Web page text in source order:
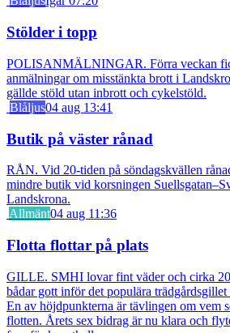
Stölder i topp
POLISANMÄLNINGAR. Förra veckan
anmälningar om misstänkta brott i
gällde stöld utan inbrott och cykelstöld.
Blåljus04 aug 13:41
Butik på väster rånad
RÅN. Vid 20-tiden på söndagskvällen
mindre butik vid korsningen
Landskrona.
Allmänt04 aug 11:36
Flotta flottar på plats
GILLE. SMHI lovar fint väder och cirka
bådar gott inför det populära trädgårdsgillet
En av höjdpunkterna är tävlingen om vem
flotten. Årets sex bidrag är nu klara och